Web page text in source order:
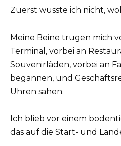
Zuerst wusste ich nicht,
Meine Beine trugen mich
Terminal, vorbei an
Souvenirläden, vorbei an
begannen, und
Uhren sahen.
Ich blieb vor einem
das auf die Start- und